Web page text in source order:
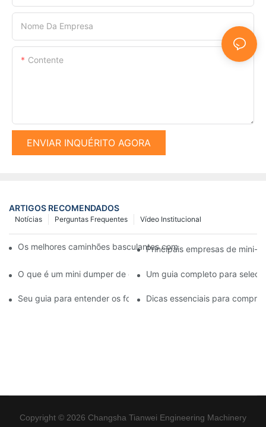
Nome Da Empresa
Contente
ENVIAR INQUÉRITO AGORA
ARTIGOS RECOMENDADOS
Vídeo Institucional
Perguntas Frequentes
Notícias
Os melhores caminhões basculantes com esteiras disponíveis
Principais empresas de mini-
O que é um mini dumper de esteiras e quais são seus
Um guia completo para
Seu guia para entender os fornecedores de martelos
Dicas essenciais para
Copyright © 2026 Changsha Tianwei Engineering Machinery